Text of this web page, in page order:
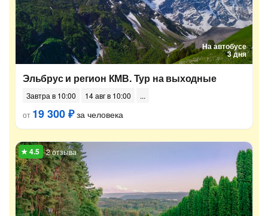
На автобусе
3 дня
Эльбрус и регион КМВ. Тур на выходные
Завтра в 10:00
14 авг в 10:00
от 19 300 ₽за человека
2 отзыва